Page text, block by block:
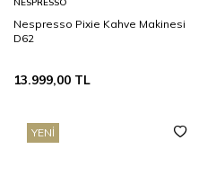
Nespresso Pixie Kahve Makinesi
D62
13.999,00 TL
YENI